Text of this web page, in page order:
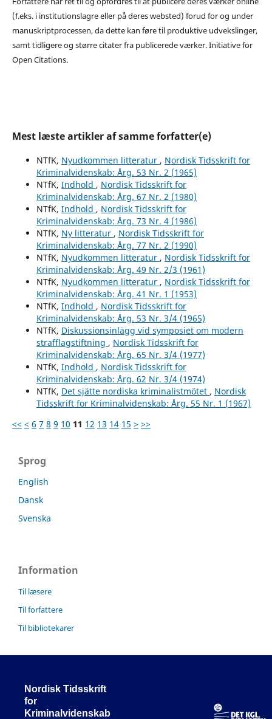
(f.eks. i institutionslagre eller på deres websted) forud for og under
manuskriptprocessen, da dette kan føre til produktive udvekslinger,
samt tidligere og større citater fra publicerede værker. Initiative for
Open Citations.
Mest læste artikler af samme forfatter(e)
NTfK, Nyudkommen litteratur , Nordisk Tidsskrift for
Kriminalvidenskab: Årg. 53 Nr. 2 (1965)
NTfK, Indhold , Nordisk Tidsskrift for
Kriminalvidenskab: Årg. 67 Nr. 2 (1980)
NTfK, Indhold , Nordisk Tidsskrift for
Kriminalvidenskab: Årg. 73 Nr. 4 (1986)
NTfK, Ny litteratur , Nordisk Tidsskrift for
Kriminalvidenskab: Årg. 77 Nr. 2 (1990)
NTfK, Nyudkommen litteratur , Nordisk Tidsskrift for
Kriminalvidenskab: Årg. 49 Nr. 2/3 (1961)
NTfK, Nyudkommen litteratur , Nordisk Tidsskrift for
Kriminalvidenskab: Årg. 41 Nr. 1 (1953)
NTfK, Indhold , Nordisk Tidsskrift for
Kriminalvidenskab: Årg. 53 Nr. 3/4 (1965)
NTfK, Diskussionsinlägg vid symposiet om modern
strafflagstiftning , Nordisk Tidsskrift for
Kriminalvidenskab: Årg. 65 Nr. 3/4 (1977)
NTfK, Indhold , Nordisk Tidsskrift for
Kriminalvidenskab: Årg. 62 Nr. 3/4 (1974)
NTfK, Det sjätte nordiska kriminalistmötet , Nordisk
Tidsskrift for Kriminalvidenskab: Årg. 55 Nr. 1 (1967)
<< < 6 7 8 9 10 11 12 13 14 15 > >>
Sprog
English
Dansk
Svenska
Information
Til læsere
Til forfattere
Til bibliotekarer
Nordisk Tidsskrift
for
Kriminalvidenskab